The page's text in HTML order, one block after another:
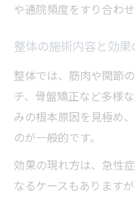
や通院頻度をすり合わ
整体の施術内容と効
整体では、筋肉や関節
チ、骨盤矯正など多様
みの根本原因を見極め
のが一般的です。
効果の現れ方は、急性
なるケースもあります